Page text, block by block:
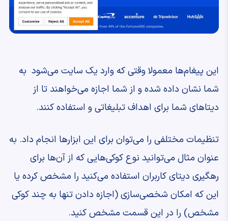
این پیغام‌ها معمولا وقتی که وارد یک سایت می‌شود به
شما نشان داده شده و از شما اجازه می‌خواهند تا از
دیتاهای شما برای اهداف تبلیغاتی و استفاده کنند.
تنظیمات مختلفی را می‌توان برای این ابزارها انجام داد. به
عنوان مثال می‌توانید نوع کوکی‌هایی که از آن‌ها برای
رهگیری دیتای کاربران استفاده می‌کنید را مشخص کرده یا
این که امکان شخصی‌سازی (اجازه دادن تنها به چند کوکی
مشخص) را در این قسمت مشخص کنید.